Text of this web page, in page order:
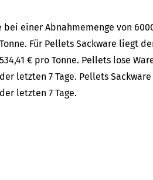
bei einer Abnahmemenge von
Für Pellets Sackware liegt
€ pro Tonne. Pellets lose
letzten 7 Tage. Pellets
letzten 7 Tage.